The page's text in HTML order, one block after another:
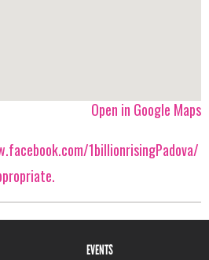
Open in Google Maps
1billionrisingPadova/
EVENTS